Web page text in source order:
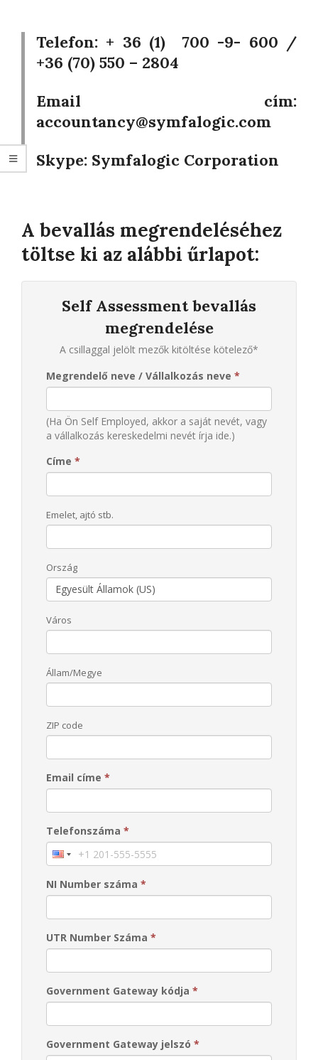
Telefon: + 36 (1) 700 -9- 600 /
+36 (70) 550 – 2804
Email cím:
accountancy@symfalogic.com
Skype: Symfalogic Corporation
A bevallás megrendeléséhez
töltse ki az alábbi űrlapot:
Self Assessment bevallás
megrendelése
A csillaggal jelölt mezők kitöltése kötelező*
Megrendelő neve / Vállalkozás neve *
(Ha Ön Self Employed, akkor a saját nevét, vagy
a vállalkozás kereskedelmi nevét írja ide.)
Címe *
Emelet, ajtó stb.
Ország
Város
Állam/Megye
ZIP code
Email címe *
Telefonszáma *
NI Number száma *
UTR Number Száma *
Government Gateway kódja *
Government Gateway jelszó *